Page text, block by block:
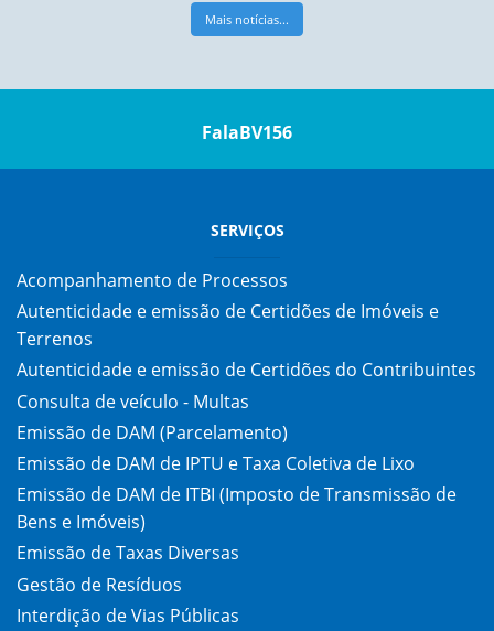
Mais notícias...
FalaBV156
SERVIÇOS
Acompanhamento de Processos
Autenticidade e emissão de Certidões de Imóveis e
Terrenos
Autenticidade e emissão de Certidões do Contribuintes
Consulta de veículo - Multas
Emissão de DAM (Parcelamento)
Emissão de DAM de IPTU e Taxa Coletiva de Lixo
Emissão de DAM de ITBI (Imposto de Transmissão de
Bens e Imóveis)
Emissão de Taxas Diversas
Gestão de Resíduos
Interdição de Vias Públicas